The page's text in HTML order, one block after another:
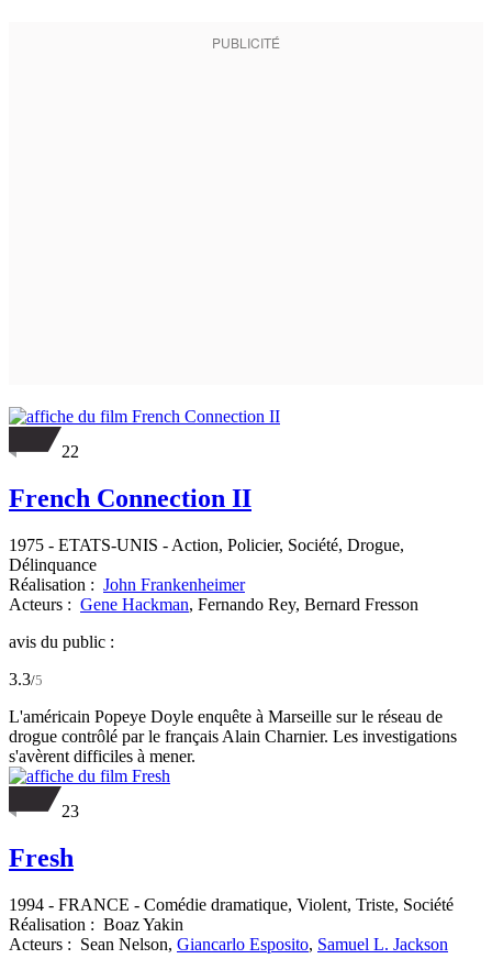
22
French Connection II
1975 - ETATS-UNIS - Action, Policier, Société, Drogue,
Délinquance
Réalisation : John Frankenheimer
Acteurs : Gene Hackman, Fernando Rey, Bernard Fresson
avis du public :
3.3/5
L'américain Popeye Doyle enquête à Marseille sur le réseau de
drogue contrôlé par le français Alain Charnier. Les investigations
s'avèrent difficiles à mener.
23
Fresh
1994 - FRANCE - Comédie dramatique, Violent, Triste, Société
Réalisation : Boaz Yakin
Acteurs : Sean Nelson, Giancarlo Esposito, Samuel L. Jackson